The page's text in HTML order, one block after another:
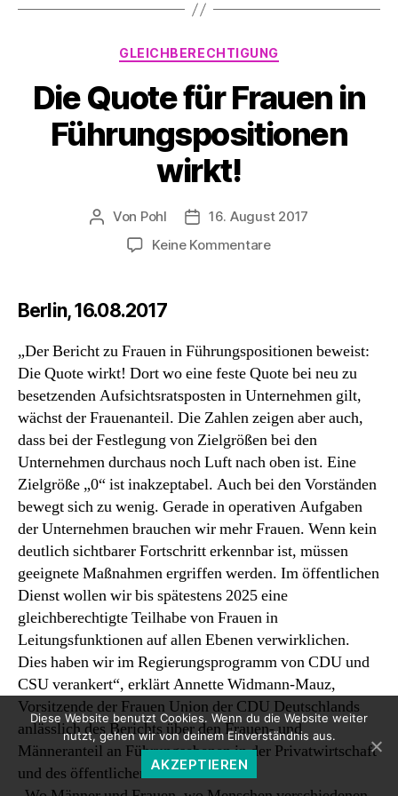
Kategorien
GLEICHBERECHTIGUNG
Die Quote für Frauen in
Führungspositionen
wirkt!
Beitragsautor
Von Pohl Beitragsdatum
16. August 2017
Keine Kommentarezu
Führungspositionen
wirkt!
Berlin, 16.08.2017
„Der Bericht zu Frauen in Führungspositionen beweist:
Die Quote wirkt! Dort wo eine feste Quote bei neu zu
besetzenden Aufsichtsratsposten in Unternehmen gilt,
wächst der Frauenanteil. Die Zahlen zeigen aber auch,
dass bei der Festlegung von Zielgrößen bei den
Unternehmen durchaus noch Luft nach oben ist. Eine
Zielgröße „0“ ist inakzeptabel. Auch bei den Vorständen
bewegt sich zu wenig. Gerade in operativen Aufgaben
der Unternehmen brauchen wir mehr Frauen. Wenn kein
deutlich sichtbarer Fortschritt erkennbar ist, müssen
geeignete Maßnahmen ergriffen werden. Im öffentlichen
Dienst wollen wir bis spätestens 2025 eine
gleichberechtigte Teilhabe von Frauen in
Leitungsfunktionen auf allen Ebenen verwirklichen.
Dies haben wir im Regierungsprogramm von CDU und
CSU verankert“, erklärt Annette Widmann-Mauz,
Vorsitzende der Frauen Union der CDU Deutschlands
anlässlich des Berichts über den Frauen- und
Männeranteil an Führungsebenen in der Privatwirtschaft
und des öffentlichen Dienstes.
Diese Website benutzt Cookies. Wenn du die Website weiter
nutzt, gehen wir von deinem Einverständnis aus.
AKZEPTIEREN